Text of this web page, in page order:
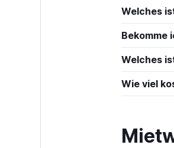
Welches
Bekomme
Welches
Wie viel